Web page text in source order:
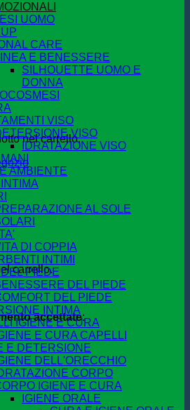
nel carrello.
carrello.
accettate:
UOMO
CARE
E BENESSERE
SILHOUETTE UOMO E
DONNA
VISO
VISO
IDRATAZIONE VISO
AMBIENTE
AL SOLE
DI COPPIA
INTIMI
PIEDE
DEL PIEDE
DEL PIEDE
INTIMA
IGIENE E CURA
E CURA CAPELLI
E DETERSIONE
DELL'ORECCHIO
CORPO
IGIENE E CURA
IGIENE ORALE